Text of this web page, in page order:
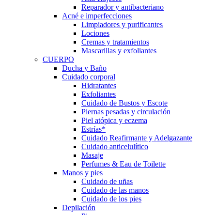
Reparador y antibacteriano
Acné e imperfecciones
Limpiadores y purificantes
Lociones
Cremas y tratamientos
Mascarillas y exfoliantes
CUERPO
Ducha y Baño
Cuidado corporal
Hidratantes
Exfoliantes
Cuidado de Bustos y Escote
Piernas pesadas y circulación
Piel atópica y eczema
Estrías*
Cuidado Reafirmante y Adelgazante
Cuidado anticelulítico
Masaje
Perfumes & Eau de Toilette
Manos y pies
Cuidado de uñas
Cuidado de las manos
Cuidado de los pies
Depilación